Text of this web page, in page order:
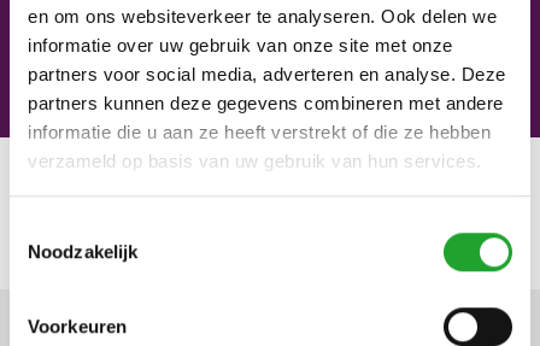
en om ons websiteverkeer te analyseren. Ook delen we
informatie over uw gebruik van onze site met onze
partners voor social media, adverteren en analyse. Deze
partners kunnen deze gegevens combineren met andere
informatie die u aan ze heeft verstrekt of die ze hebben
verzameld op basis van uw gebruik van hun services.
Noodzakelijk
Voorkeuren
+49 2839 59 3239
+49 162 206 0410
christina.simon@veilingrheinmaas.de